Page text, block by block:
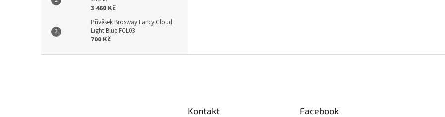
3 460 Kč
Přívěsek Brosway Fancy Cloud
Light Blue FCL03
700 Kč
Kontakt Facebook